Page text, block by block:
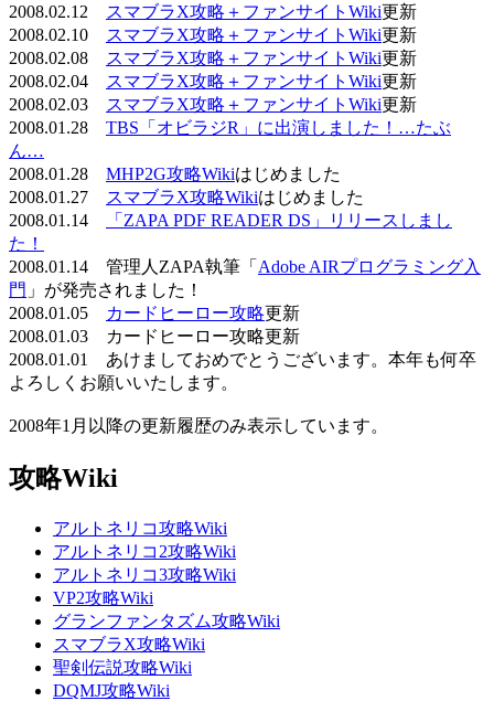
2008.02.12
スマブラX攻略＋ファンサイトWiki更新
2008.02.10
スマブラX攻略＋ファンサイトWiki更新
2008.02.08
スマブラX攻略＋ファンサイトWiki更新
2008.02.04
スマブラX攻略＋ファンサイトWiki更新
2008.02.03
スマブラX攻略＋ファンサイトWiki更新
2008.01.28 TBS「オビラジR」に出演しました！…たぶ
ん…
2008.01.28 MHP2G攻略Wikiはじめました
2008.01.27
スマブラX攻略Wikiはじめました
2008.01.14
「ZAPA PDF READER DS」リリースしまし
た！
2008.01.14 管理人ZAPA執筆「 Adobe AIRプログラミング入
門 」が発売されました！
2008.01.05
カードヒーロー攻略更新
2008.01.03 カードヒーロー攻略更新
2008.01.01 あけましておめでとうございます。本年も何卒
よろしくお願いいたします。
2008年1月以降の更新履歴のみ表示しています。
攻略Wiki
アルトネリコ攻略Wiki
アルトネリコ2攻略Wiki
アルトネリコ3攻略Wiki
VP2攻略Wiki
グランファンタズム攻略Wiki
スマブラX攻略Wiki
聖剣伝説攻略Wiki
DQMJ攻略Wiki